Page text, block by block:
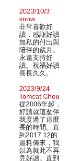
2023/10/3
snow
非常喜歡好
讀，感謝好讀
無私的付出與
陪伴的歲月。
永遠支持好
讀。祝福好讀
長長久久。
2023/9/24
Tomcat Chou
從2006年起，
好讀就這麼伴
我度過了這麼
長的時間。直
到2017.12的
噩耗傳來，我
以為就此不再
見好讀。直到